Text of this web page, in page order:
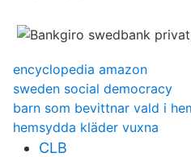
encyclopedia amazon
sweden social democracy
barn som bevittnar vald i
hemsydda kläder vuxna
CLB